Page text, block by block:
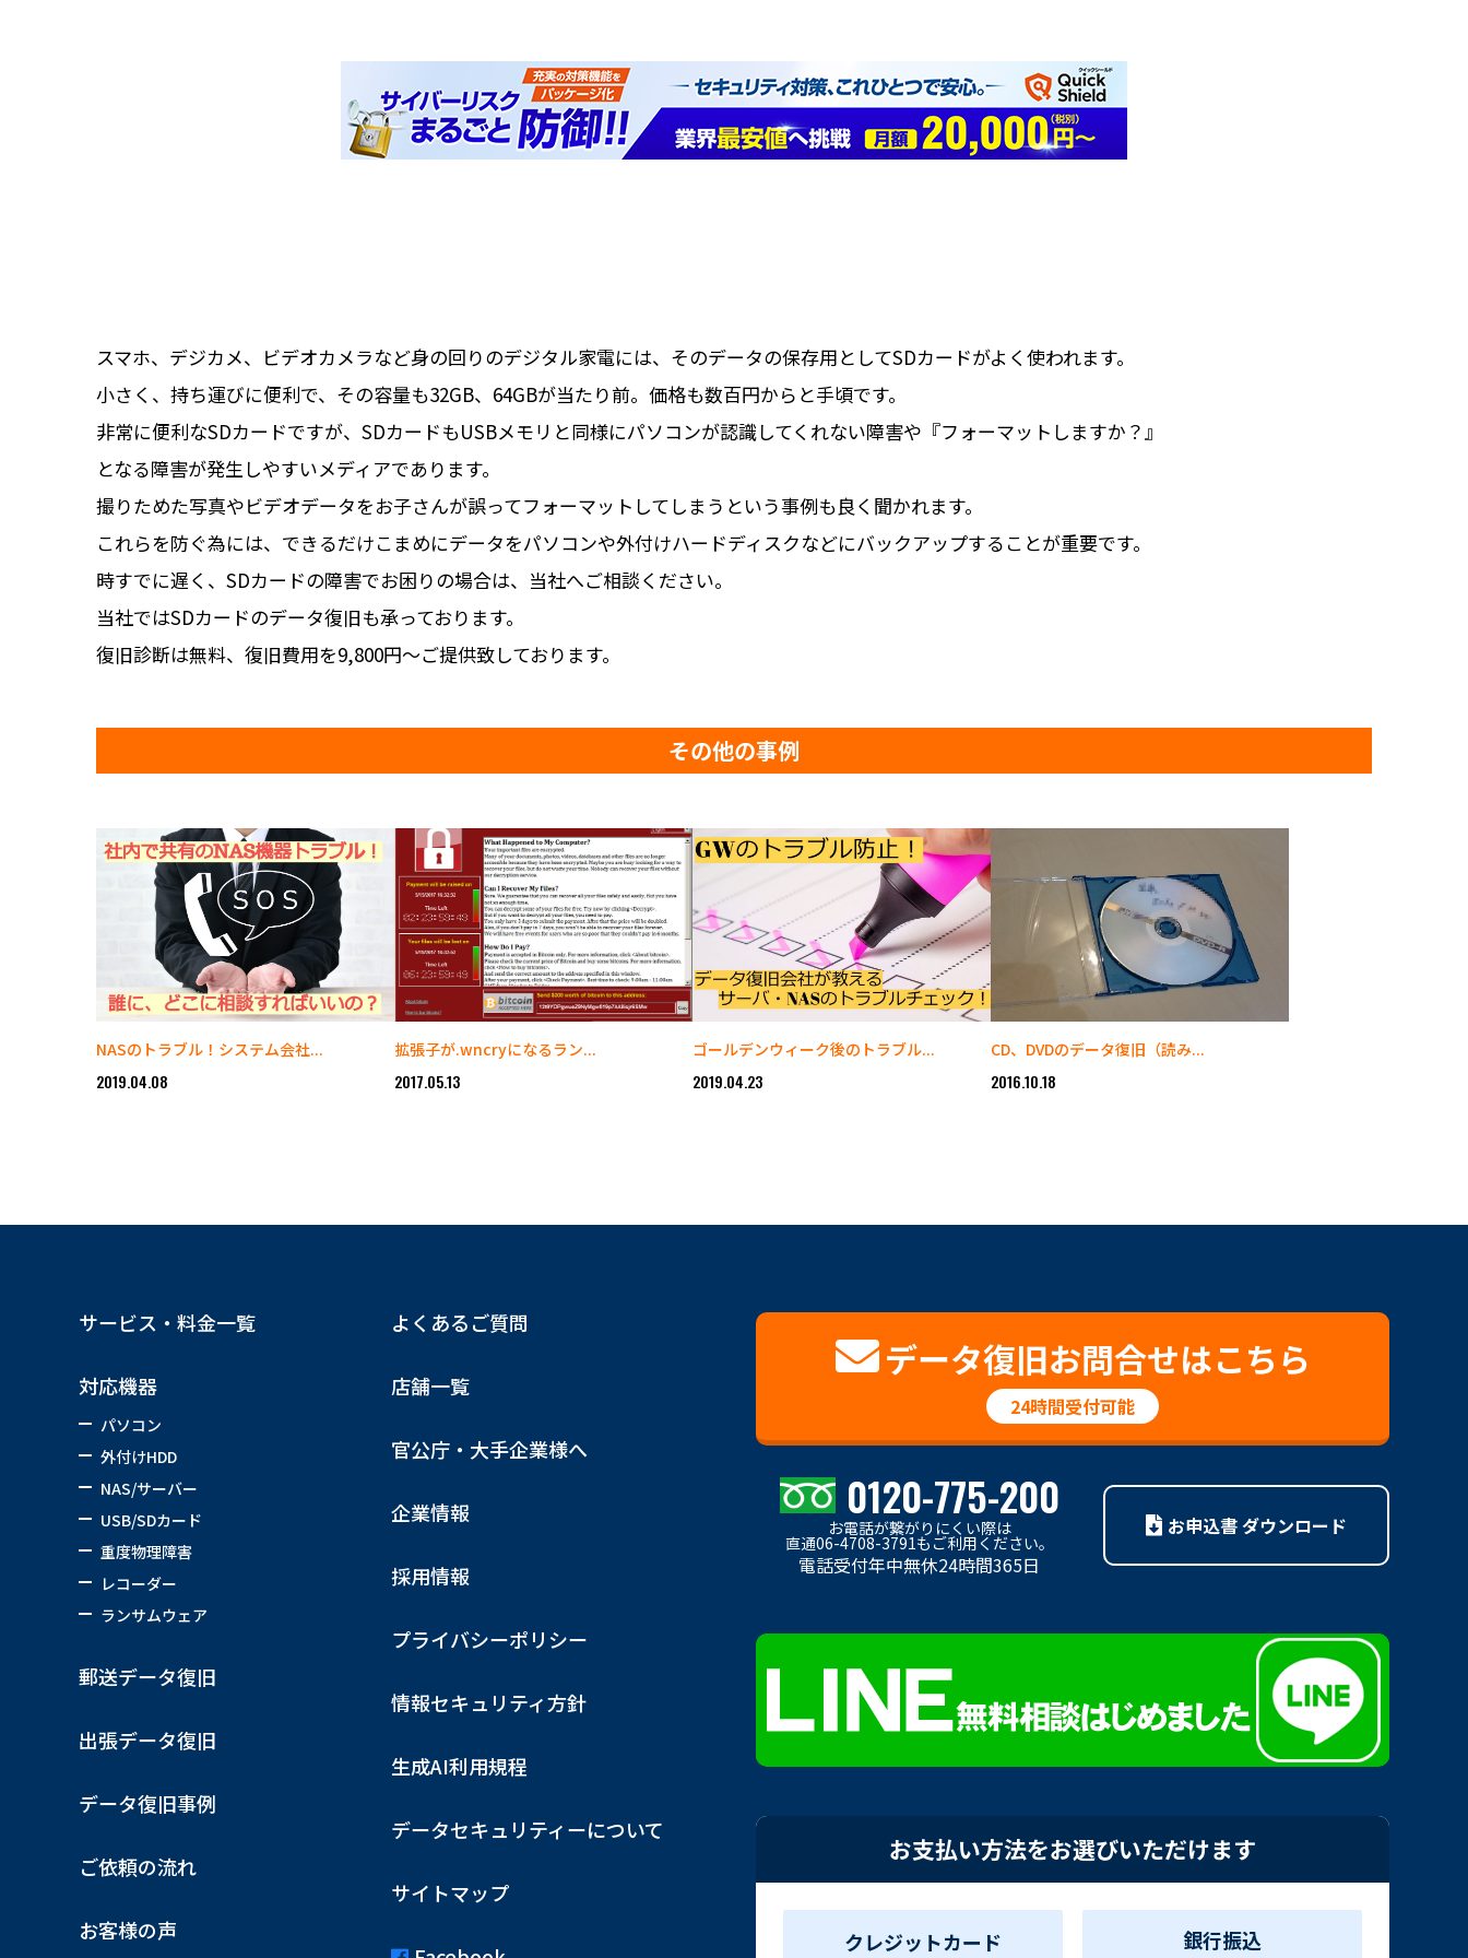
スマホ、デジカメ、ビデオカメラなど身の回りのデジタル家電には、そのデータの保存用としてSDカードがよく使われます。
小さく、持ち運びに便利で、その容量も32GB、64GBが当たり前。価格も数百円からと手頃です。
非常に便利なSDカードですが、SDカードもUSBメモリと同様にパソコンが認識してくれない障害や『フォーマットしますか？』
となる障害が発生しやすいメディアであります。
撮りためた写真やビデオデータをお子さんが誤ってフォーマットしてしまうという事例も良く聞かれます。
これらを防ぐ為には、できるだけこまめにデータをパソコンや外付けハードディスクなどにバックアップすることが重要です。
時すでに遅く、SDカードの障害でお困りの場合は、当社へご相談ください。
当社ではSDカードのデータ復旧も承っております。
復旧診断は無料、復旧費用を9,800円～ご提供致しております。
その他の事例
NASのトラブル！システム会社...
2019.04.08
拡張子が.wncryになるラン...
2017.05.13
ゴールデンウィーク後のトラブル...
2019.04.23
CD、DVDのデータ復旧（読み...
2016.10.18
サービス・料金一覧
対応機器
パソコン
外付けHDD
NAS/サーバー
USB/SDカード
重度物理障害
レコーダー
ランサムウェア
郵送データ復旧
出張データ復旧
データ復旧事例
ご依頼の流れ
お客様の声
よくあるご質問
店舗一覧
官公庁・大手企業様へ
企業情報
採用情報
プライバシーポリシー
情報セキュリティ方針
生成AI利用規程
データセキュリティーについて
サイトマップ
データ復旧お問合せはこちら
24時間受付可能
0120-775-200
お電話が繋がりにくい際は
直通06-4708-3791もご利用ください。
電話受付年中無休24時間365日
お申込書 ダウンロード
お支払い方法をお選びいただけます
クレジットカード 銀行振込